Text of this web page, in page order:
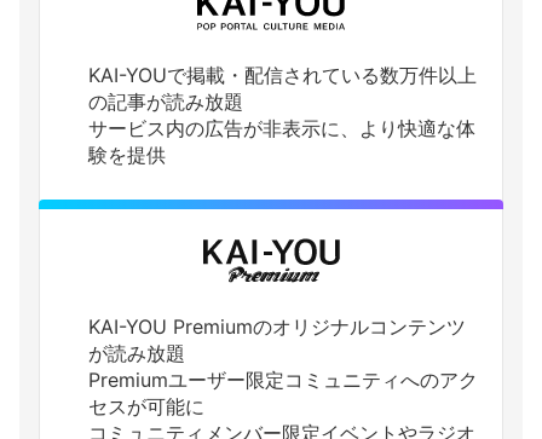
KAI-YOUで掲載・配信されている数万件以上
の記事が読み放題
サービス内の広告が非表示に、より快適な体
験を提供
KAI-YOU Premiumのオリジナルコンテンツ
が読み放題
Premiumユーザー限定コミュニティへのアク
セスが可能に
コミュニティメンバー限定イベントやラジオ